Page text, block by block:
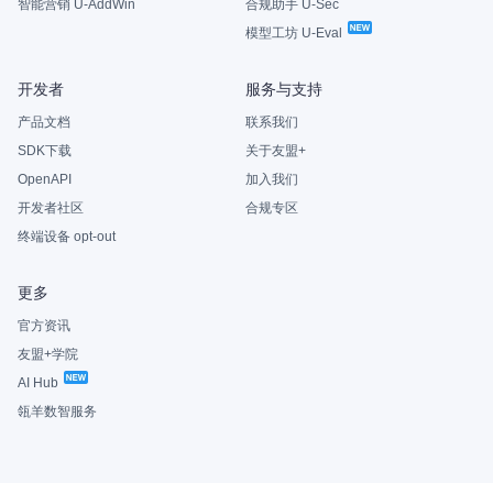
智能营销 U-AddWin
合规助手 U-Sec
模型工坊 U-Eval
开发者
产品文档
SDK下载
OpenAPI
开发者社区
终端设备 opt-out
服务与支持
联系我们
关于友盟+
加入我们
合规专区
更多
官方资讯
友盟+学院
AI Hub
瓴羊数智服务